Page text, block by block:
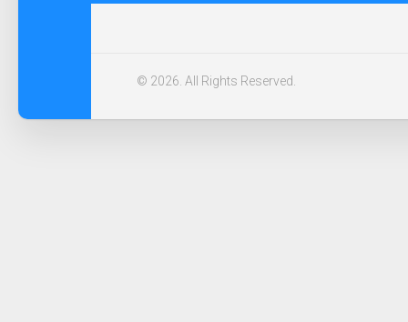
© 2026. All Rights Reserved.